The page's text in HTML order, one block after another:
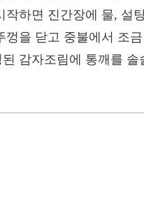
작하면 진간장에 물, 설
껑을 닫고 중불에서 조
된 감자조림에 통깨를